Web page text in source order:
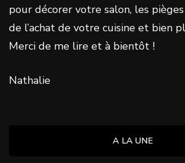
pour décorer votre salon, les
de l’achat de votre cuisine et bien
Merci de me lire et à bientôt !
Nathalie
A LA UNE